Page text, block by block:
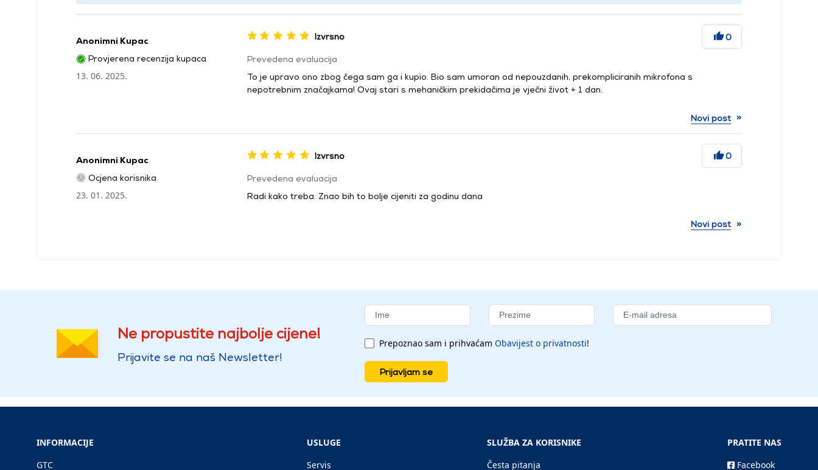
Anonimni Kupac
Provjerena recenzija kupaca
13. 06. 2025.
Izvrsno 0
Prevedena evaluacija
To je upravo ono zbog čega sam ga i kupio. Bio sam umoran od nepouzdanih, prekompliciranih mikrofona s
nepotrebnim značajkama! Ovaj stari s mehaničkim prekidačima je vječni život + 1 dan.
Novi post »
Anonimni Kupac
Ocjena korisnika
23. 01. 2025.
Izvrsno 0
Prevedena evaluacija
Radi kako treba. Znao bih to bolje cijeniti za godinu dana
Novi post »
Ne propustite najbolje cijene!
Prijavite se na naš Newsletter!
Prepoznao sam i prihvaćam Obavijest o privatnosti!
Prijavljam se
INFORMACIJE
GTC
USLUGE
Servis
SLUŽBA ZA KORISNIKE
Česta pitanja
PRATITE NAS
Facebook